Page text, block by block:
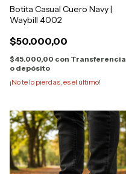
Botita Casual Cuero Navy |
Waybill 4002
$50.000,00
$45.000,00 con Transferencia
o depósito
¡No te lo pierdas, es el último!